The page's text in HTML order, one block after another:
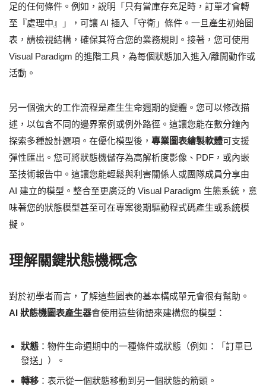
足的任何條件。例如，說明「只有當庫存充足時，訂單才會轉
至『處理中』」，可讓 AI 插入「守衛」條件。一旦產生初始圖
表，請檢視結構，確保其符合您的業務規則。接著，您可使用
Visual Paradigm 的進階工具，為每個狀態加入進入/離開動作或
活動。
另一個強大的工作流程是產生生命週期的變體。您可以修改描
述，以包含不同的邊界案例或例外路徑。這讓您能在數分鐘內
探索多種設計選項。在優化模型後， 專業圖表繪製軟體可支援
彈性匯出。您可將狀態機儲存為高解析度影像、PDF，或內嵌
至技術報告中。這讓您能輕鬆與利害關係人或團隊成員分享由
AI 建立的模型。整合至更廣泛的 Visual Paradigm 生態系統，意
味著您的狀態模型甚至可在專案後期驅動程式碼產生或系統模
擬。
理解關鍵狀態機概念
對於初學者而言，了解這些圖表的基本構成單元會很有幫助。
AI 狀態機圖表產生器會使用這些術語來建構您的模型：
狀態 ：物件生命週期中的一種條件或狀態（例如：「訂單已
發送」）。
轉移 ：表示從一個狀態移動到另一個狀態的箭頭。